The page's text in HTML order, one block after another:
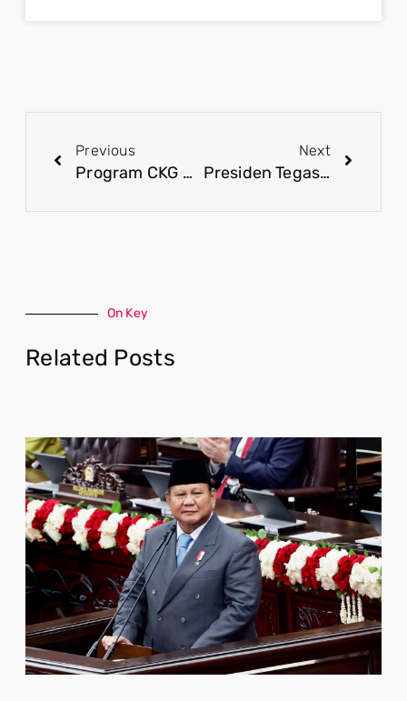
Previous
Program CKG Perkuat Peta Kesehatan Nasional Berbasis Data
Next
Presiden Tegaskan APBN Jadi Fondasi Perlindungan Ekonomi Rakyat
On Key
Related Posts